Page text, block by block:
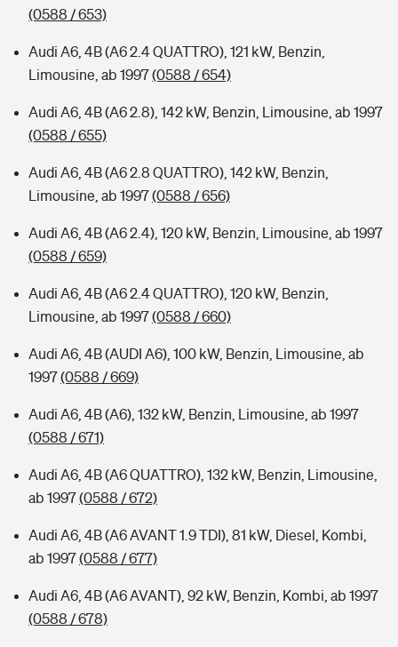
(0588 / 653)
Audi A6, 4B (A6 2.4 QUATTRO), 121 kW, Benzin,
Limousine, ab 1997(0588 / 654)
Audi A6, 4B (A6 2.8), 142 kW, Benzin, Limousine, ab 1997
(0588 / 655)
Audi A6, 4B (A6 2.8 QUATTRO), 142 kW, Benzin,
Limousine, ab 1997(0588 / 656)
Audi A6, 4B (A6 2.4), 120 kW, Benzin, Limousine, ab 1997
(0588 / 659)
Audi A6, 4B (A6 2.4 QUATTRO), 120 kW, Benzin,
Limousine, ab 1997(0588 / 660)
Audi A6, 4B (AUDI A6), 100 kW, Benzin, Limousine, ab
1997(0588 / 669)
Audi A6, 4B (A6), 132 kW, Benzin, Limousine, ab 1997
(0588 / 671)
Audi A6, 4B (A6 QUATTRO), 132 kW, Benzin, Limousine,
ab 1997(0588 / 672)
Audi A6, 4B (A6 AVANT 1.9 TDI), 81 kW, Diesel, Kombi,
ab 1997(0588 / 677)
Audi A6, 4B (A6 AVANT), 92 kW, Benzin, Kombi, ab 1997
(0588 / 678)